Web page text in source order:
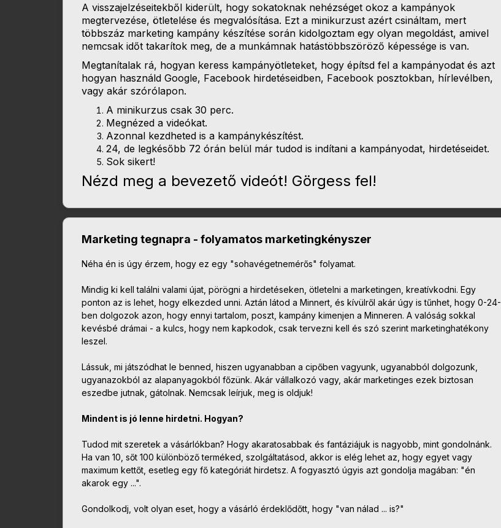
A visszajelzéseitekből kiderült, hogy sokatoknak nehézséget okoz a kampányok
megtervezése, ötletelése és megvalósítása. Ezt a minikurzust azért csináltam, mert
többszáz marketing kampány készítése során kidolgoztam egy olyan megoldást, amivel
nemcsak időt takarítok meg, de a munkámnak hatástöbbszöröző képessége is van.
Megtanítalak rá, hogyan keress kampányötleteket, hogy építsd fel a kampányodat és azt
hogyan használd Google, Facebook hirdetéseidben, Facebook posztokban, hírlevélben,
vagy akár szórólapon.
A minikurzus csak 30 perc.
Megnézed a videókat.
Azonnal kezdheted is a kampánykészítést.
24, de legkésőbb 72 órán belül már tudod is indítani a kampányodat, hirdetéseidet.
Sok sikert!
Nézd meg a bevezető videót! Görgess fel!
Marketing tegnapra - folyamatos marketingkényszer
Néha én is úgy érzem, hogy ez egy "sohavégetnemérős" folyamat.
Mindig ki kell találni valami újat, pörögni a hirdetéseken, ötletelni a marketingen, kreatívkodni. Egy
ponton az is lehet, hogy elkezded unni. Aztán látod a Minnert, és kívülről akár úgy is tűnhet, hogy 0-24-
ben dolgozok azon, hogy ennyi tartalom, poszt, kampány kimenjen a Minneren. A valóság sokkal
kevésbé drámai - a kulcs, hogy nem kapkodok, csak tervezni kell és szó szerint marketinghatékony
leszel.
Lássuk, mi játszódhat le benned, hiszen ugyanabban a cipőben vagyunk, ugyanabból dolgozunk,
ugyanazokból az alapanyagokból főzünk. Akár vállalkozó vagy, akár marketinges ezek biztosan
eszedbe jutnak, gátolnak. Nemcsak leírjuk, meg is oldjuk!
Mindent is jó lenne hirdetni. Hogyan?
Tudod mit szeretek a vásárlókban? Hogy akaratosabbak és fantáziájuk is nagyobb, mint gondolnánk.
Ha van 10, sőt 100 különböző terméked, szolgáltatásod, akkor is elég lehet az, hogy egyet vagy
maximum kettőt, esetleg egy fő kategóriát hirdetsz. A fogyasztó úgyis azt gondolja magában: "én
akarok egy ...".
Gondolkodj, volt olyan eset, hogy a vásárló érdeklődőtt, hogy "van nálad ... is?"